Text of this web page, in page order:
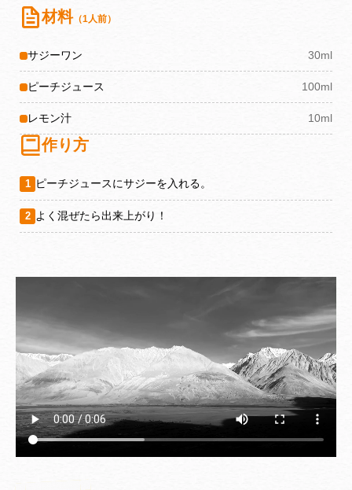
材料（1人前）
サジーワン 30ml
ピーチジュース 100ml
レモン汁 10ml
作り方
1 ピーチジュースにサジーを入れる。
2 よく混ぜたら出来上がり！